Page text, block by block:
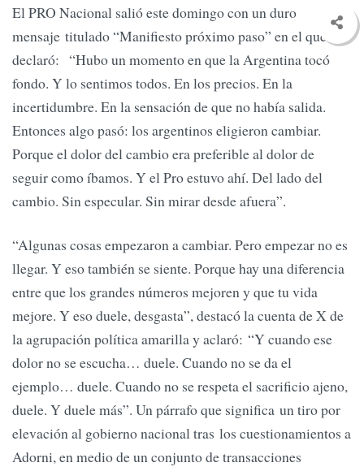
El PRO Nacional salió este domingo con un duro
mensaje titulado “Manifiesto próximo paso” en el que
declaró: “Hubo un momento en que la Argentina tocó
fondo. Y lo sentimos todos. En los precios. En la
incertidumbre. En la sensación de que no había salida.
Entonces algo pasó: los argentinos eligieron cambiar.
Porque el dolor del cambio era preferible al dolor de
seguir como íbamos. Y el Pro estuvo ahí. Del lado del
cambio. Sin especular. Sin mirar desde afuera”.
“Algunas cosas empezaron a cambiar. Pero empezar no es
llegar. Y eso también se siente. Porque hay una diferencia
entre que los grandes números mejoren y que tu vida
mejore. Y eso duele, desgasta”, destacó la cuenta de X de
la agrupación política amarilla y aclaró: “Y cuando ese
dolor no se escucha… duele. Cuando no se da el
ejemplo… duele. Cuando no se respeta el sacrificio ajeno,
duele. Y duele más”. Un párrafo que significa un tiro por
elevación al gobierno nacional tras los cuestionamientos a
Adorni, en medio de un conjunto de transacciones